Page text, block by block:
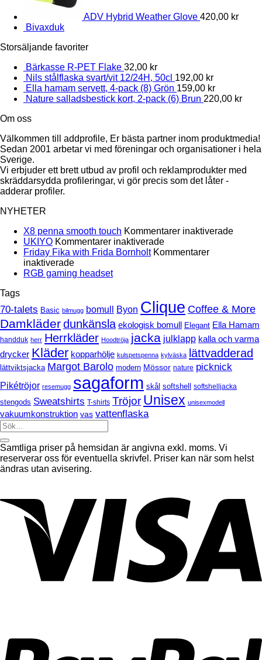
ADV Hybrid Weather Glove 420,00 kr
Bivaxduk
Storsäljande favoriter
Bärkasse R-PET Flake 32,00 kr
Nils stålflaska svart/vit 12/24H, 50cl 192,00 kr
Ella hamam servett, 4-pack (8) Grön 159,00 kr
Nature salladsbestick kort, 2-pack (6) Brun 220,00 kr
Om oss
Välkommen till addprofile, Er bästa partner inom produktmedia!
Sedan 2001 arbetar vi med föreningar och organisationer i hela
Sverige.
Vi erbjuder ett brett utbud av profil och reklamprodukter med
skräddarsydda profileringar, vi gör precis som det låter -
adderar profiler.
NYHETER
X8 penna smooth touch Kommentarer inaktiveradeför
UKIYO Kommentarer inaktiveradeför
UKIYO
Friday Fika with Frida Bornholt Kommentarer
inaktiveradeför
Friday
Frida
Bornholt
RGB gaming headsetInga
RGB
gaming
headset
Tags
70-talets Basic bilmugg bomull Byon Clique Coffee & More
Damkläderdunkänsla ekologisk bomull Elegant Ella Hamam
handduk herr Herrkläder Hoodtröja jacka julklapp kalla och varma
drycker Kläder kopparhölje kulspetspenna kylväska lättvadderad
lättviktsjacka Margot Barolo modern Mössor nature picknick
Pikétröjor resemugg sagaform skål softshell softshelljacka
stengods Sweatshirts T-shirts Tröjor Unisex unisexmodell
vakuumkonstruktion vas vattenflaska
Samtliga priser på hemsidan är angivna exkl. moms. Vi
reserverar oss för eventuella skrivfel. Priser kan när som helst
ändras utan avisering.